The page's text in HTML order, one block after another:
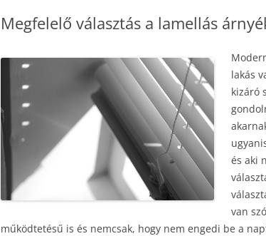
Megfelelő választás a lamellás
lakás
kizáró
és aki
van
működtetésű is és nemcsak, hogy nem engedi be a